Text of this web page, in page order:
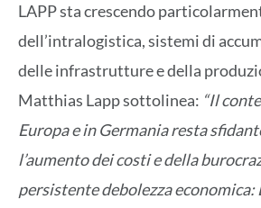
LAPP sta crescendo
dell’intralogistica, sistemi di
delle infrastrutture e della
Matthias Lapp sottolinea: “Il
Europa e in Germania resta
l’aumento dei costi e della
persistente debolezza economica: